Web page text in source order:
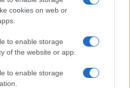
cookies on web or
to enable storage
of the website or app.
to enable storage
nostre ultime news
News